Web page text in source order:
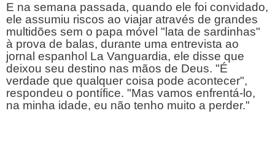
E na semana passada, quando ele foi convidado,
ele assumiu riscos ao viajar através de grandes
multidões sem o papa móvel "lata de sardinhas"
à prova de balas, durante uma entrevista ao
jornal espanhol La Vanguardia, ele disse que
deixou seu destino nas mãos de Deus. "É
verdade que qualquer coisa pode acontecer",
respondeu o pontífice. "Mas vamos enfrentá-lo,
na minha idade, eu não tenho muito a perder."